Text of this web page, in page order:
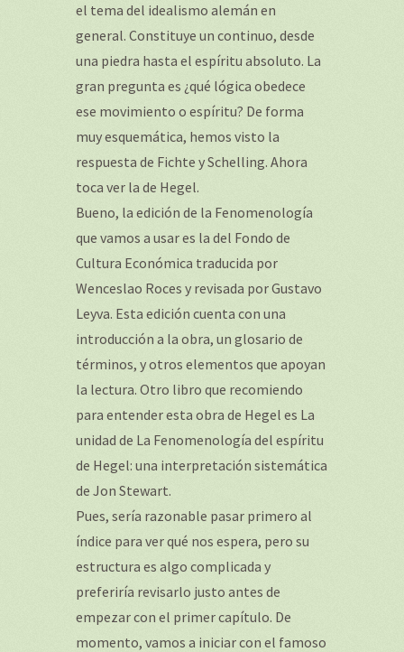
el tema del idealismo alemán en
general. Constituye un continuo, desde
una piedra hasta el espíritu absoluto. La
gran pregunta es ¿qué lógica obedece
ese movimiento o espíritu? De forma
muy esquemática, hemos visto la
respuesta de Fichte y Schelling. Ahora
toca ver la de Hegel.
Bueno, la edición de la Fenomenología
que vamos a usar es la del Fondo de
Cultura Económica traducida por
Wenceslao Roces y revisada por Gustavo
Leyva. Esta edición cuenta con una
introducción a la obra, un glosario de
términos, y otros elementos que apoyan
la lectura. Otro libro que recomiendo
para entender esta obra de Hegel es La
unidad de La Fenomenología del espíritu
de Hegel: una interpretación sistemática
de Jon Stewart.
Pues, sería razonable pasar primero al
índice para ver qué nos espera, pero su
estructura es algo complicada y
preferiría revisarlo justo antes de
empezar con el primer capítulo. De
momento, vamos a iniciar con el famoso